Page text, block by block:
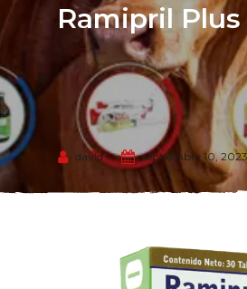
Ramipril
david septiembre 10, 2023